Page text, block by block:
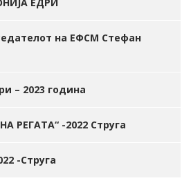
на ЕФСМ Стефан
– 2023 година
РЕГАТА“ -2022 Струга
-Струга